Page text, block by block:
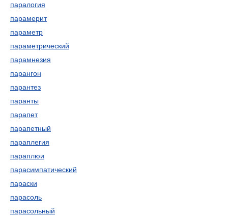
паралогия
парамерит
параметр
параметрический
парамнезия
парангон
парантез
паранты
парапет
парапетный
параплегия
параплюи
парасимпатический
параски
парасоль
парасольный